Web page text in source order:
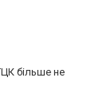
більше не